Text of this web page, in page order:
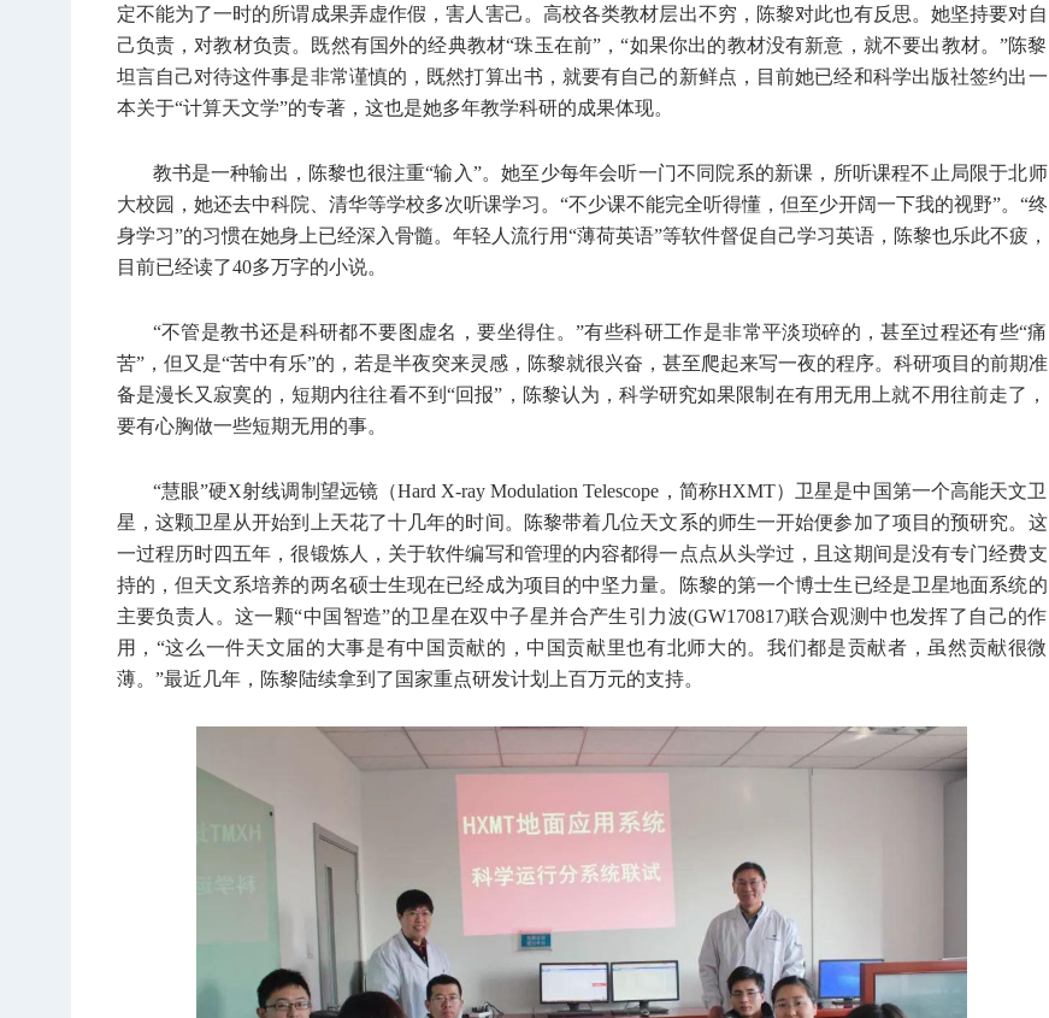
定不能为了一时的所谓成果弄虚作假，害人害己。高校各类教材层出不穷，陈黎对此也有反思。她坚持要对自
己负责，对教材负责。既然有国外的经典教材“珠玉在前”，“如果你出的教材没有新意，就不要出教材。”陈黎
坦言自己对待这件事是非常谨慎的，既然打算出书，就要有自己的新鲜点，目前她已经和科学出版社签约出一
本关于“计算天文学”的专著，这也是她多年教学科研的成果体现。
教书是一种输出，陈黎也很注重“输入”。她至少每年会听一门不同院系的新课，所听课程不止局限于北师
大校园，她还去中科院、清华等学校多次听课学习。“不少课不能完全听得懂，但至少开阔一下我的视野”。“终
身学习”的习惯在她身上已经深入骨髓。年轻人流行用“薄荷英语”等软件督促自己学习英语，陈黎也乐此不疲，
目前已经读了40多万字的小说。
“不管是教书还是科研都不要图虚名，要坐得住。”有些科研工作是非常平淡琐碎的，甚至过程还有些“痛
苦”，但又是“苦中有乐”的，若是半夜突来灵感，陈黎就很兴奋，甚至爬起来写一夜的程序。科研项目的前期准
备是漫长又寂寞的，短期内往往看不到“回报”，陈黎认为，科学研究如果限制在有用无用上就不用往前走了，
要有心胸做一些短期无用的事。
“慧眼”硬X射线调制望远镜（Hard X-ray Modulation Telescope，简称HXMT）卫星是中国第一个高能天文卫
星，这颗卫星从开始到上天花了十几年的时间。陈黎带着几位天文系的师生一开始便参加了项目的预研究。这
一过程历时四五年，很锻炼人，关于软件编写和管理的内容都得一点点从头学过，且这期间是没有专门经费支
持的，但天文系培养的两名硕士生现在已经成为项目的中坚力量。陈黎的第一个博士生已经是卫星地面系统的
主要负责人。这一颗“中国智造”的卫星在双中子星并合产生引力波(GW170817)联合观测中也发挥了自己的作
用，“这么一件天文届的大事是有中国贡献的，中国贡献里也有北师大的。我们都是贡献者，虽然贡献很微
薄。”最近几年，陈黎陆续拿到了国家重点研发计划上百万元的支持。